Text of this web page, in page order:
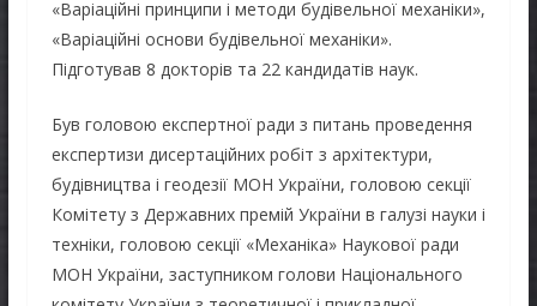
«Варіаційні принципи і методи будівельної механіки»,
«Варіаційні основи будівельної механіки».
Підготував 8 докторів та 22 кандидатів наук.
Був головою експертної ради з питань проведення
експертизи дисертаційних робіт з архітектури,
будівництва і геодезії МОН України, головою секції
Комітету з Державних премій України в галузі науки і
техніки, головою секції «Механіка» Наукової ради
МОН України, заступником голови Національного